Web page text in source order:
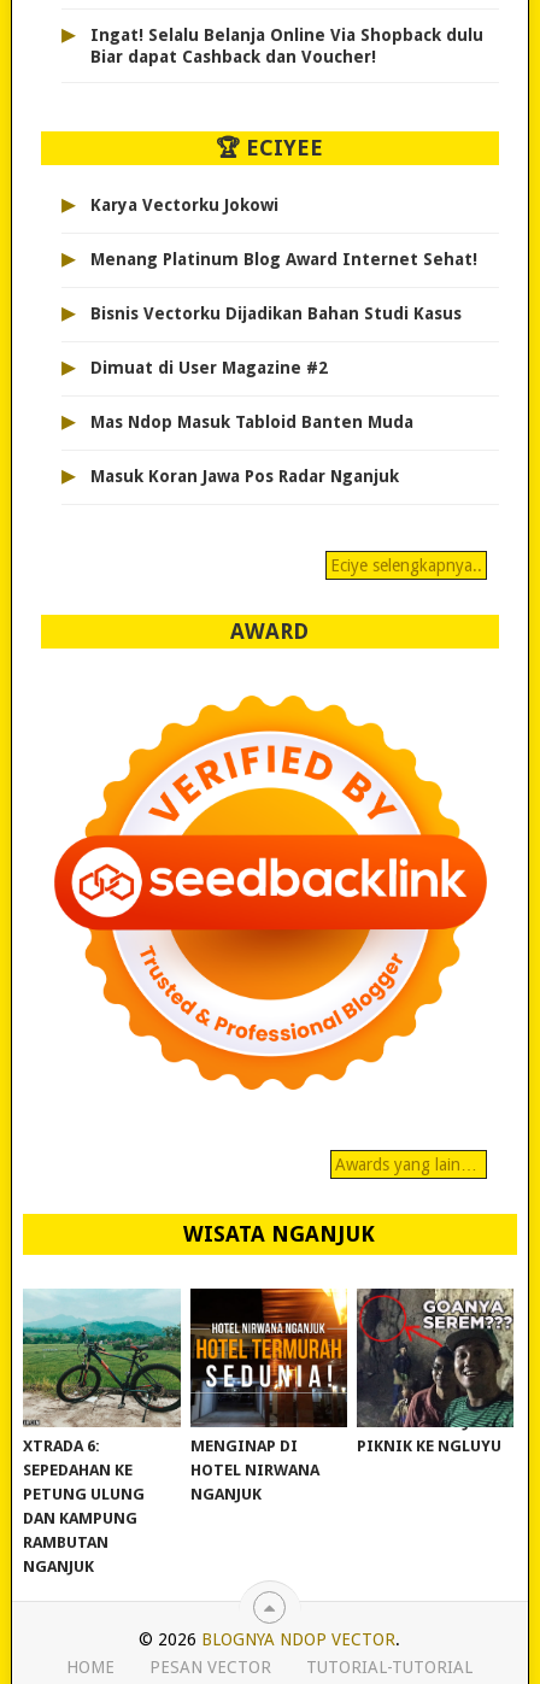
▸
Ingat! Selalu Belanja Online Via Shopback dulu
Biar dapat Cashback dan Voucher!
🏆 ECIYEE
▸ Karya Vectorku Jokowi
▸ Menang Platinum Blog Award Internet Sehat!
▸ Bisnis Vectorku Dijadikan Bahan Studi Kasus
▸ Dimuat di User Magazine #2
▸ Mas Ndop Masuk Tabloid Banten Muda
▸ Masuk Koran Jawa Pos Radar Nganjuk
Eciye selengkapnya..
AWARD
Awards yang lain…
WISATA NGANJUK
REVIEW POLYGON
XTRADA 6:
SEPEDAHAN KE
PETUNG ULUNG
DAN KAMPUNG
RAMBUTAN
NGANJUK
MURAH BANGET!
MENGINAP DI
HOTEL NIRWANA
NGANJUK
WISATA NGANJUK:
PIKNIK KE NGLUYU
© 2026 BLOGNYA NDOP VECTOR.
HOME
PESAN VECTOR TUTORIAL-TUTORIAL